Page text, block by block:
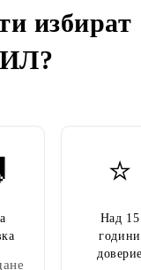
избират
?
⭐
Над 15
години